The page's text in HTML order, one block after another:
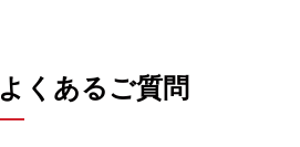
よくあるご質問